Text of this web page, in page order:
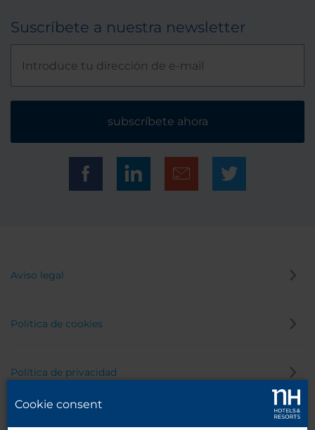
Suscríbete a nuestra newsletter
subscríbete ahora
Aviso legal
Política de cookies
Política de privacidad
Cookie consent